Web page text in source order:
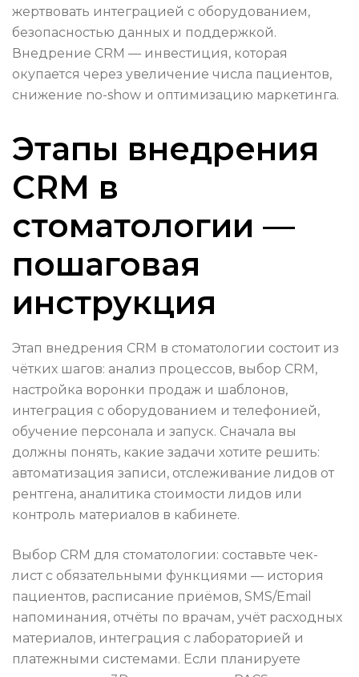
жертвовать интеграцией с оборудованием,
безопасностью данных и поддержкой.
Внедрение CRM — инвестиция, которая
окупается через увеличение числа пациентов,
снижение no-show и оптимизацию маркетинга.
Этапы внедрения
CRM в
стоматологии —
пошаговая
инструкция
Этап внедрения CRM в стоматологии состоит из
чётких шагов: анализ процессов, выбор CRM,
настройка воронки продаж и шаблонов,
интеграция с оборудованием и телефонией,
обучение персонала и запуск. Сначала вы
должны понять, какие задачи хотите решить:
автоматизация записи, отслеживание лидов от
рентгена, аналитика стоимости лидов или
контроль материалов в кабинете.
Выбор CRM для стоматологии: составьте чек-
лист с обязательными функциями — история
пациентов, расписание приёмов, SMS/Email
напоминания, отчёты по врачам, учёт расходных
материалов, интеграция с лабораторией и
платежными системами. Если планируете